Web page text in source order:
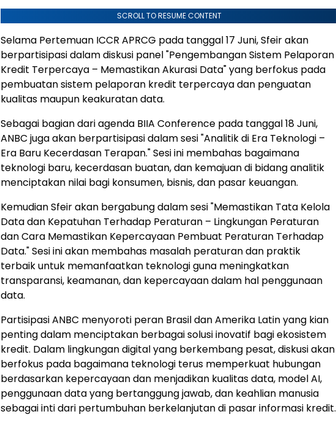
SCROLL TO RESUME CONTENT
Selama Pertemuan ICCR APRCG pada tanggal 17 Juni, Sfeir akan
berpartisipasi dalam diskusi panel "Pengembangan Sistem Pelaporan
Kredit Terpercaya – Memastikan Akurasi Data" yang berfokus pada
pembuatan sistem pelaporan kredit terpercaya dan penguatan
kualitas maupun keakuratan data.
Sebagai bagian dari agenda BIIA Conference pada tanggal 18 Juni,
ANBC juga akan berpartisipasi dalam sesi "Analitik di Era Teknologi –
Era Baru Kecerdasan Terapan." Sesi ini membahas bagaimana
teknologi baru, kecerdasan buatan, dan kemajuan di bidang analitik
menciptakan nilai bagi konsumen, bisnis, dan pasar keuangan.
Kemudian Sfeir akan bergabung dalam sesi "Memastikan Tata Kelola
Data dan Kepatuhan Terhadap Peraturan – Lingkungan Peraturan
dan Cara Memastikan Kepercayaan Pembuat Peraturan Terhadap
Data." Sesi ini akan membahas masalah peraturan dan praktik
terbaik untuk memanfaatkan teknologi guna meningkatkan
transparansi, keamanan, dan kepercayaan dalam hal penggunaan
data.
Partisipasi ANBC menyoroti peran Brasil dan Amerika Latin yang kian
penting dalam menciptakan berbagai solusi inovatif bagi ekosistem
kredit. Dalam lingkungan digital yang berkembang pesat, diskusi akan
berfokus pada bagaimana teknologi terus memperkuat hubungan
berdasarkan kepercayaan dan menjadikan kualitas data, model AI,
penggunaan data yang bertanggung jawab, dan keahlian manusia
sebagai inti dari pertumbuhan berkelanjutan di pasar informasi kredit.